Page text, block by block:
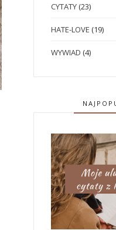
CYTATY (23)
HATE-LOVE (19)
WYWIAD (4)